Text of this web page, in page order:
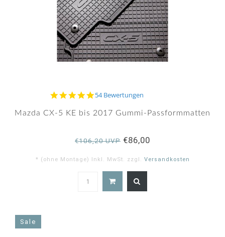
4.9
rating
54 Bewertungen
Mazda CX-5 KE bis 2017 Gummi-Passformmatten
€106,20 UVP €86,00
* (ohne Montage) Inkl. MwSt. zzgl. Versandkosten
Sale